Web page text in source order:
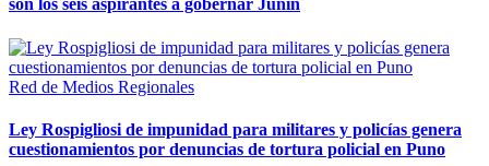
son los seis aspirantes a gobernar Junín
Red de Medios Regionales
Ley Rospigliosi de impunidad para militares y policías genera
cuestionamientos por denuncias de tortura policial en Puno